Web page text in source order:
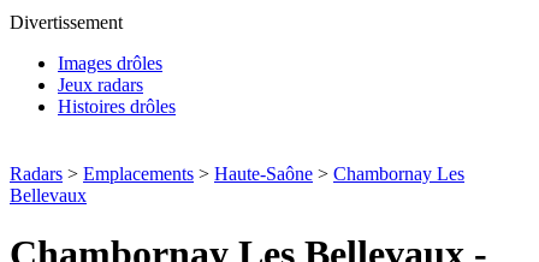
Divertissement
Images drôles
Jeux radars
Histoires drôles
Radars > Emplacements > Haute-Saône > Chambornay Les
Bellevaux